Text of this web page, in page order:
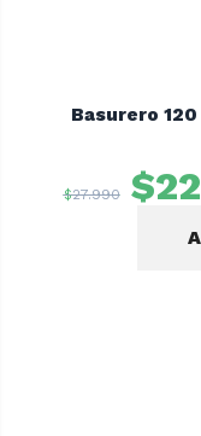
Basurero
$27.990 El
$